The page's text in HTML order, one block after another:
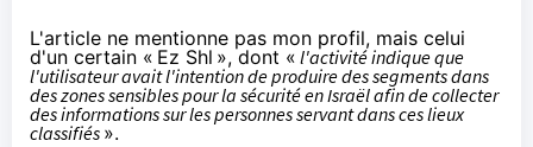
L'article ne mentionne pas mon profil, mais celui
d'un certain « Ez Shl », dont « l'activité indique que
l'utilisateur avait l'intention de produire des segments dans
des zones sensibles pour la sécurité en Israël afin de collecter
des informations sur les personnes servant dans ces lieux
classifiés ».